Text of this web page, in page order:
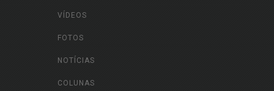
VÍDEOS
FOTOS
NOTÍCIAS
COLUNAS